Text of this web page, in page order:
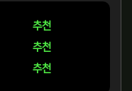
추천
추천
추천